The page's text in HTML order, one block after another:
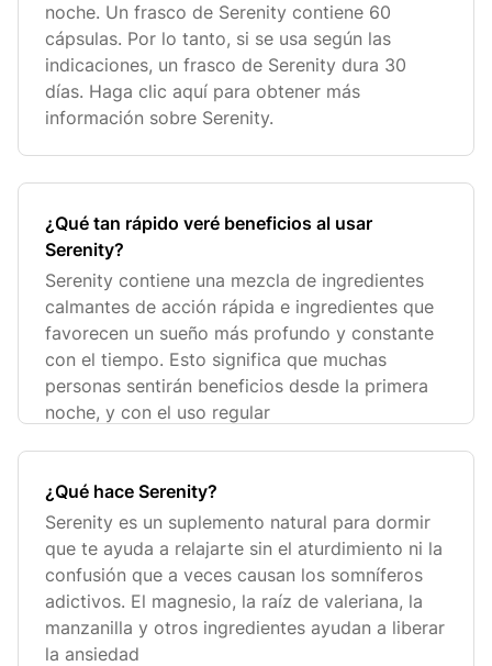
noche. Un frasco de Serenity contiene 60
cápsulas. Por lo tanto, si se usa según las
indicaciones, un frasco de Serenity dura 30
días. Haga clic aquí para obtener más
información sobre Serenity.
¿Qué tan rápido veré beneficios al usar
Serenity?
Serenity contiene una mezcla de ingredientes
calmantes de acción rápida e ingredientes que
favorecen un sueño más profundo y constante
con el tiempo. Esto significa que muchas
personas sentirán beneficios desde la primera
noche, y con el uso regular
¿Qué hace Serenity?
Serenity es un suplemento natural para dormir
que te ayuda a relajarte sin el aturdimiento ni la
confusión que a veces causan los somníferos
adictivos. El magnesio, la raíz de valeriana, la
manzanilla y otros ingredientes ayudan a liberar
la ansiedad